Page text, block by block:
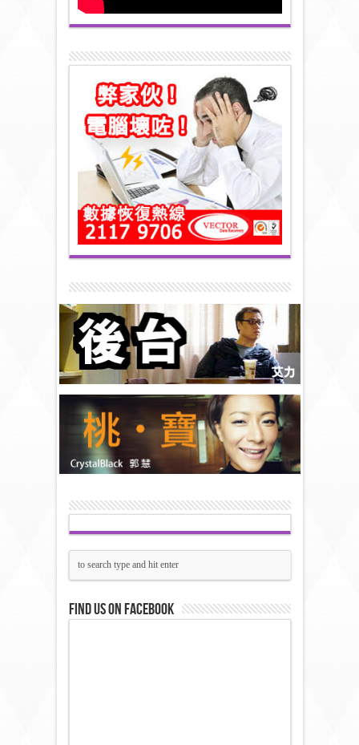
Find us on Facebook